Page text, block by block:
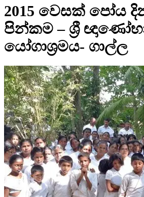
2015 වෙසක් පෝය
පින්කම – ශ්‍රී
යෝගාශ්‍රමය- ගාල්ල